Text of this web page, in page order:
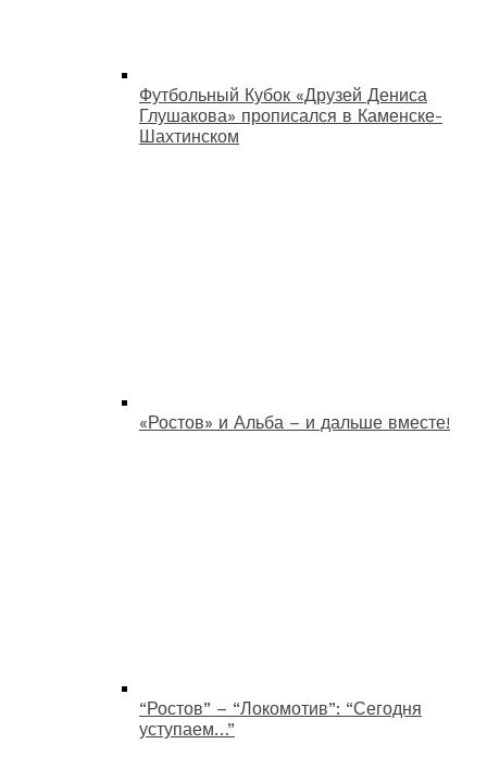
Футбольный Кубок «Друзей Дениса
Глушакова» прописался в Каменске-
Шахтинском
«Ростов» и Альба – и дальше вместе!
“Ростов” – “Локомотив”: “Сегодня
уступаем…”